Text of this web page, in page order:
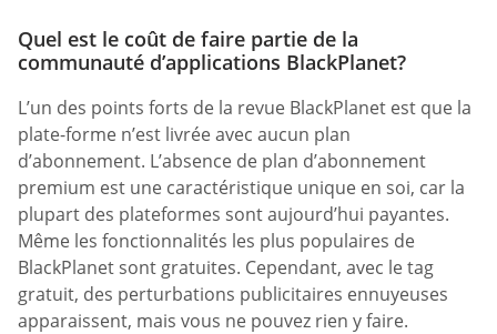
Quel est le coût de faire partie de la
communauté d’applications BlackPlanet?
L’un des points forts de la revue BlackPlanet est que la
plate-forme n’est livrée avec aucun plan
d’abonnement. L’absence de plan d’abonnement
premium est une caractéristique unique en soi, car la
plupart des plateformes sont aujourd’hui payantes.
Même les fonctionnalités les plus populaires de
BlackPlanet sont gratuites. Cependant, avec le tag
gratuit, des perturbations publicitaires ennuyeuses
apparaissent, mais vous ne pouvez rien y faire.